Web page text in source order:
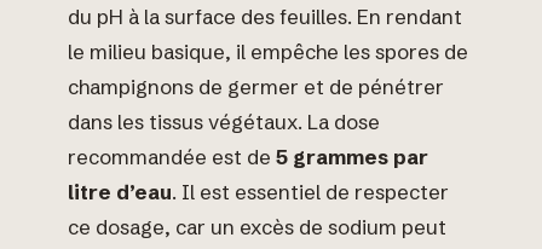
du pH à la surface des feuilles. En rendant
le milieu basique, il empêche les spores de
champignons de germer et de pénétrer
dans les tissus végétaux. La dose
recommandée est de 5 grammes par
litre d’eau. Il est essentiel de respecter
ce dosage, car un excès de sodium peut